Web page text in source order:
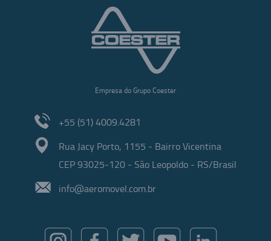
Empresa do Grupo Coester
+55 (51) 4009.4281
Rua Jacy Porto, 1155 - Bairro Vicentina
CEP 93025-120 - São Leopoldo - RS/Brasil
info@aeromovel.com.br